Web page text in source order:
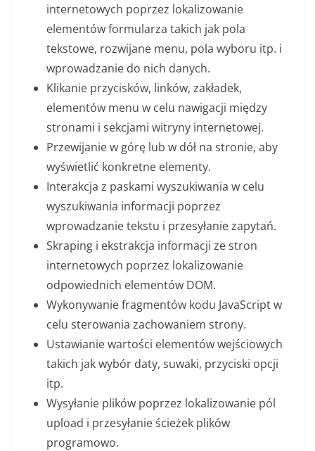
internetowych poprzez lokalizowanie
elementów formularza takich jak pola
tekstowe, rozwijane menu, pola wyboru itp. i
wprowadzanie do nich danych.
Klikanie przycisków, linków, zakładek,
elementów menu w celu nawigacji między
stronami i sekcjami witryny internetowej.
Przewijanie w górę lub w dół na stronie, aby
wyświetlić konkretne elementy.
Interakcja z paskami wyszukiwania w celu
wyszukiwania informacji poprzez
wprowadzanie tekstu i przesyłanie zapytań.
Skraping i ekstrakcja informacji ze stron
internetowych poprzez lokalizowanie
odpowiednich elementów DOM.
Wykonywanie fragmentów kodu JavaScript w
celu sterowania zachowaniem strony.
Ustawianie wartości elementów wejściowych
takich jak wybór daty, suwaki, przyciski opcji
itp.
Wysyłanie plików poprzez lokalizowanie pól
upload i przesyłanie ścieżek plików
programowo.